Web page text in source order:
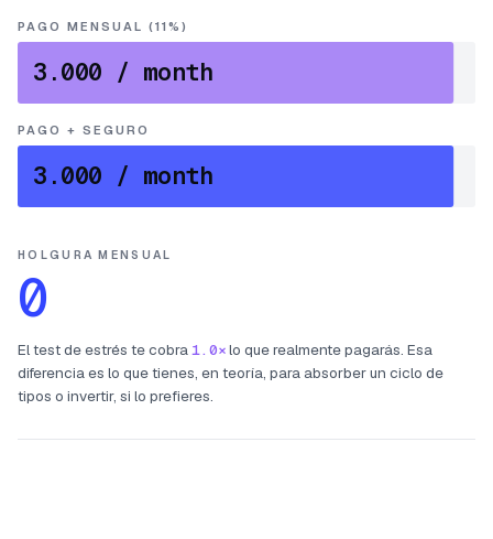
PAGO MENSUAL (11%)
3.000 / month
PAGO + SEGURO
3.000 / month
HOLGURA MENSUAL
0
El test de estrés te cobra1.0×lo que realmente pagarás. Esa
diferencia es lo que tienes, en teoría, para absorber un ciclo de
tipos o invertir, si lo prefieres.